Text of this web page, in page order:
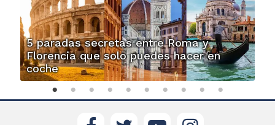
5 paradas secretas entre Roma y
Florencia que solo puedes hacer en
coche